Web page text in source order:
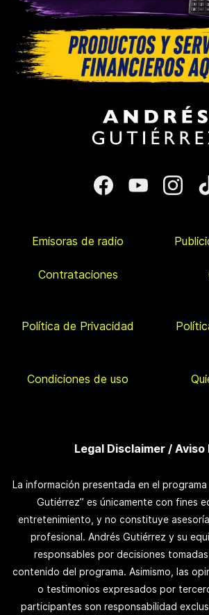
Emisoras de radio
Contrataciones
Política de Privacidad
Condiciones de uso
Legal Disclaimer / Aviso
La información presentada en el programa
Gutiérrez” es únicamente con fines
entretenimiento, y no constituye
profesional. Andrés Gutiérrez y su
responsables por decisiones
contenido del programa. Asimismo, las
o testimonios expresados por
participantes son responsabilidad